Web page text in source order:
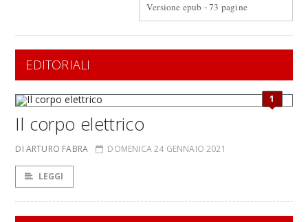
Versione epub - 73 pagine
EDITORIALI
1
Il corpo elettrico
DI ARTURO FABRA DOMENICA 24 GENNAIO 2021
LEGGI